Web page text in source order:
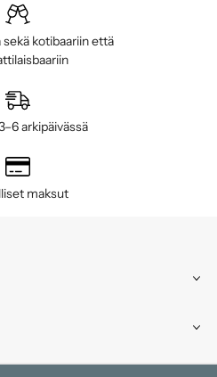
kotibaariin että
arkipäivässä
maksut